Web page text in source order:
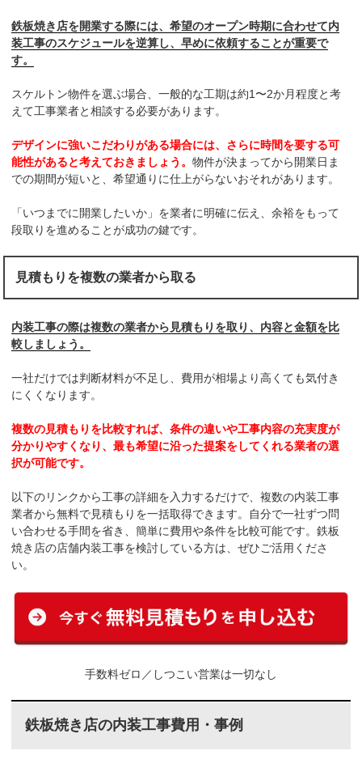
鉄板焼き店を開業する際には、希望のオープン時期に合わせて内
装工事のスケジュールを逆算し、早めに依頼することが重要で
す。
スケルトン物件を選ぶ場合、一般的な工期は約1〜2か月程度と考
えて工事業者と相談する必要があります。
デザインに強いこだわりがある場合には、さらに時間を要する可
能性があると考えておきましょう。物件が決まってから開業日ま
での期間が短いと、希望通りに仕上がらないおそれがあります。
「いつまでに開業したいか」を業者に明確に伝え、余裕をもって
段取りを進めることが成功の鍵です。
見積もりを複数の業者から取る
内装工事の際は複数の業者から見積もりを取り、内容と金額を比
較しましょう。
一社だけでは判断材料が不足し、費用が相場より高くても気付き
にくくなります。
複数の見積もりを比較すれば、条件の違いや工事内容の充実度が
分かりやすくなり、最も希望に沿った提案をしてくれる業者の選
択が可能です。
以下のリンクから工事の詳細を入力するだけで、複数の内装工事
業者から無料で見積もりを一括取得できます。自分で一社ずつ問
い合わせる手間を省き、簡単に費用や条件を比較可能です。鉄板
焼き店の店舗内装工事を検討している方は、ぜひご活用くださ
い。
手数料ゼロ／しつこい営業は一切なし
鉄板焼き店の内装工事費用・事例